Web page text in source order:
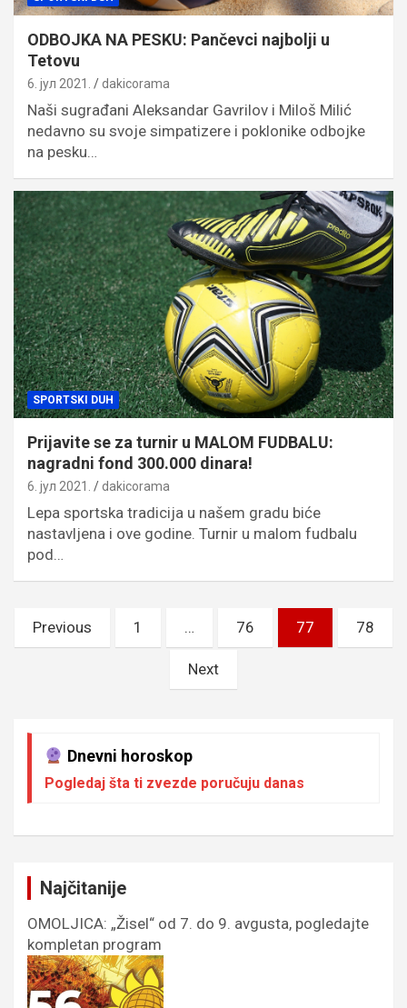
ODBOJKA NA PESKU: Pančevci najbolji u
Tetovu
6. јул 2021. dakicorama
Naši sugrađani Aleksandar Gavrilov i Miloš Milić
nedavno su svoje simpatizere i poklonike odbojke
na pesku…
SPORTSKI DUH
Prijavite se za turnir u MALOM FUDBALU:
nagradni fond 300.000 dinara!
6. јул 2021. dakicorama
Lepa sportska tradicija u našem gradu biće
nastavljena i ove godine. Turnir u malom fudbalu
pod…
Пагинација
чланака
Previous 1 … 76 77 78
Next
Dnevni horoskop
Pogledaj šta ti zvezde poručuju danas
Najčitanije
OMOLJICA: „Žisel“ od 7. do 9. avgusta, pogledajte
kompletan program